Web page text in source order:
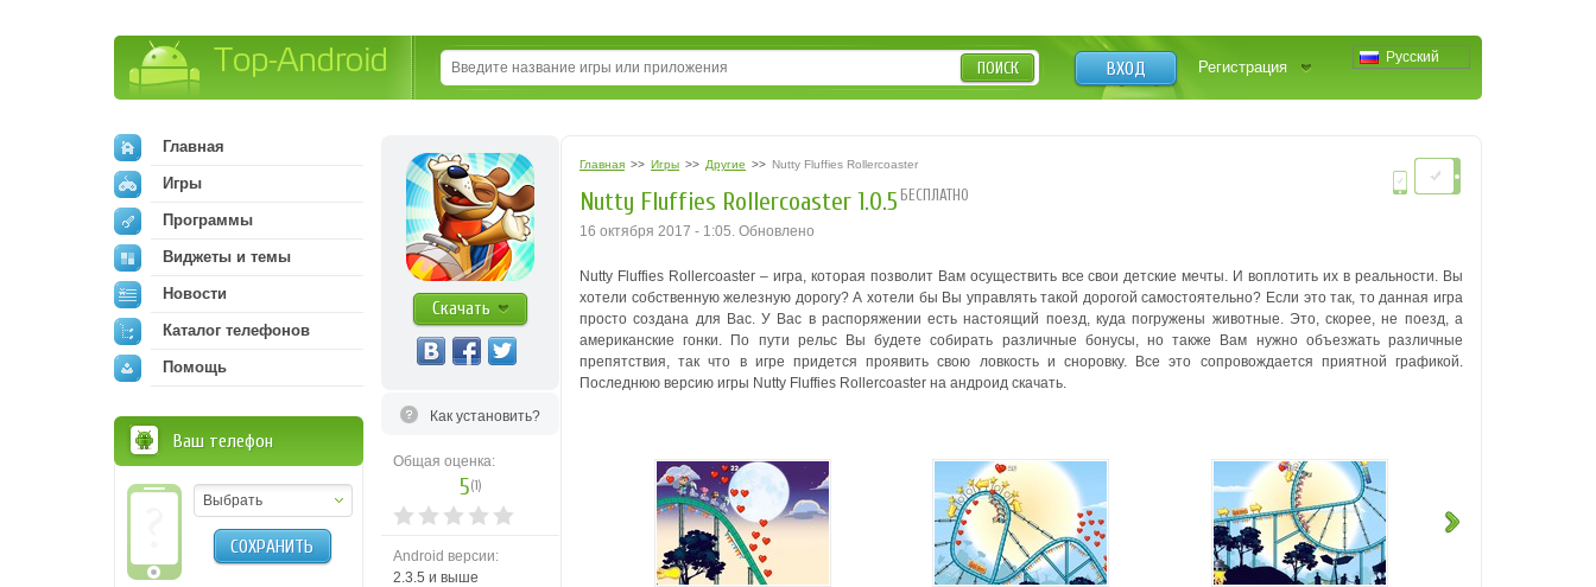
Русский
ВХОД Регистрация
ПОИСК
Скачать
Как установить?
Общая оценка:
5(1)
Android версии:
2.3.5 и выше
Главная >> Игры >> Другие >> Nutty Fluffies Rollercoaster
Nutty Fluffies Rollercoaster 1.0.5 БЕСПЛАТНО
16 октября 2017 - 1:05. Обновлено
Nutty Fluffies Rollercoaster – игра, которая позволит Вам осуществить все свои детские мечты. И воплотить их в реальности. Вы
хотели собственную железную дорогу? А хотели бы Вы управлять такой дорогой самостоятельно? Если это так, то данная игра
просто создана для Вас. У Вас в распоряжении есть настоящий поезд, куда погружены животные. Это, скорее, не поезд, а
американские гонки. По пути рельс Вы будете собирать различные бонусы, но также Вам нужно объезжать различные
препятствия, так что в игре придется проявить свою ловкость и сноровку. Все это сопровождается приятной графикой.
Последнюю версию игры Nutty Fluffies Rollercoaster на андроид скачать.
Главная
Игры
Программы
Виджеты и темы
Новости
Каталог телефонов
Помощь
Ваш телефон
Выбрать
СОХРАНИТЬ